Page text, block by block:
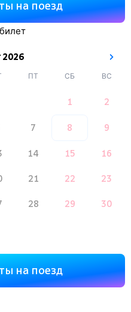
на поезд
2026
ПТ СБ ВС
1 2
7 8 9
14 15 16
21 22 23
28 29 30
на поезд